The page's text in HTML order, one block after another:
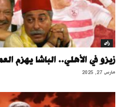
رأى
زيزو في الأهلي.. الباشا يهزم
مارس 27, 2025